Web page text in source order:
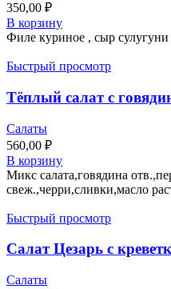
350,00 ₽
В корзину
Филе куриное , сыр
Быстрый просмотр
Тёплый салат с
Салаты
560,00 ₽
В корзину
Микс салата,говядина
свеж.,черри,сливки,масло
Быстрый просмотр
Салат Цезарь с
Салаты